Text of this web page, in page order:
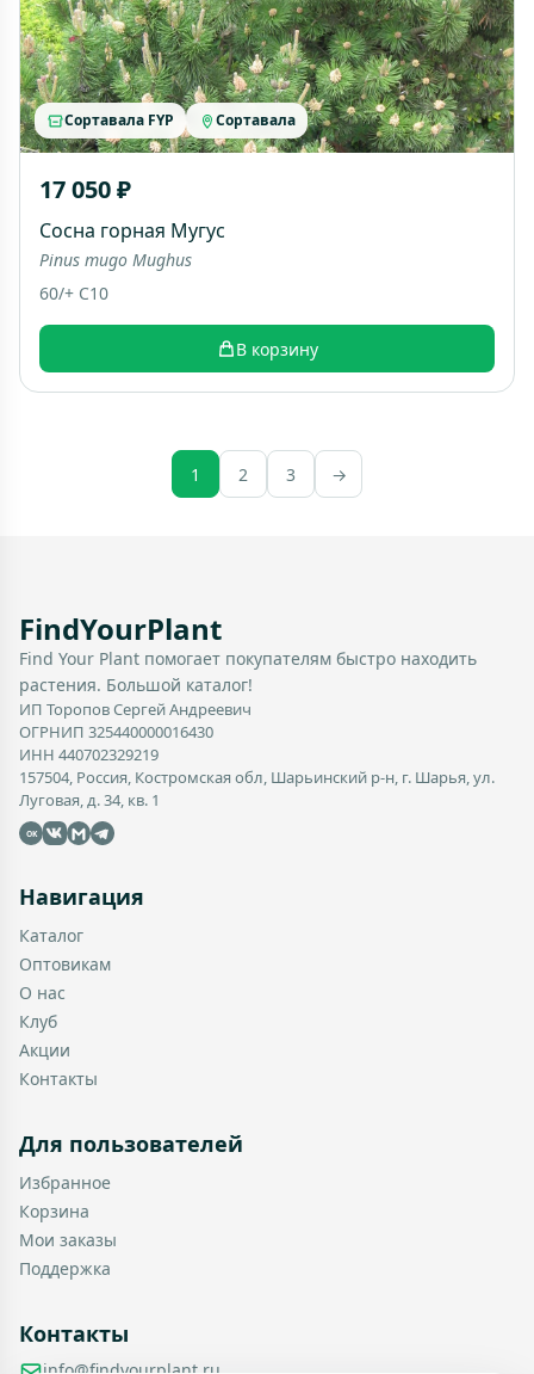
Сортавала FYP Сортавала
17 050 ₽
Сосна горная Мугус
Pinus mugo Mughus
60/+ C10
В корзину
1 2 3 →
FindYourPlant
Find Your Plant помогает покупателям быстро находить
растения. Большой каталог!
ИП Торопов Сергей Андреевич
ОГРНИП 325440000016430
ИНН 440702329219
157504, Россия, Костромская обл, Шарьинский р-н, г. Шарья, ул.
Луговая, д. 34, кв. 1
OK
Навигация
Каталог
Оптовикам
О нас
Клуб
Акции
Контакты
Для пользователей
Избранное
Корзина
Мои заказы
Поддержка
Контакты